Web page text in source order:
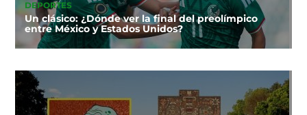
DEPORTES
Un clásico: ¿Dónde ver la final del preolímpico
entre México y Estados Unidos?